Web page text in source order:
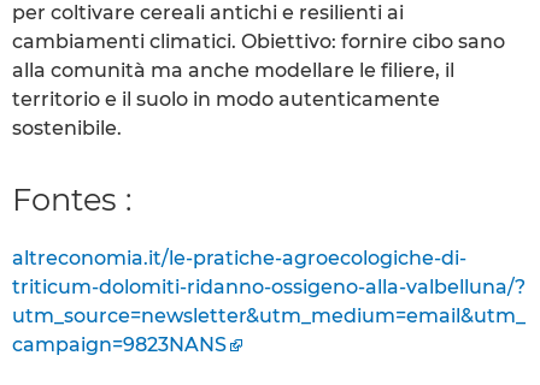
per coltivare cereali antichi e resilienti ai
cambiamenti climatici. Obiettivo: fornire cibo sano
alla comunità ma anche modellare le filiere, il
territorio e il suolo in modo autenticamente
sostenibile.
Fontes :
altreconomia.it/le-pratiche-agroecologiche-di-
triticum-dolomiti-ridanno-ossigeno-alla-valbelluna/?
utm_source=newsletter&utm_medium=email&utm_
campaign=9823NANS